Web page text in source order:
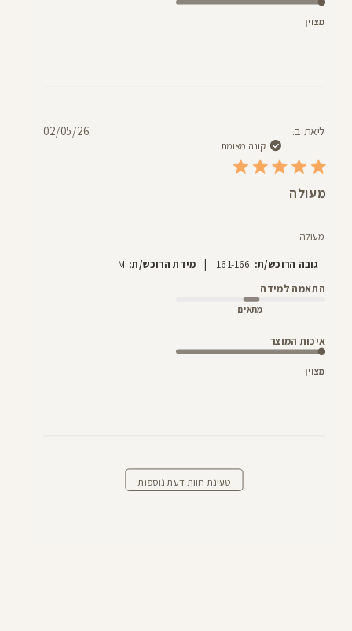
מצוין
ליאת ב.
קונה מאומת
מעולה
מעולה
גובה הרוכש/ת: 161-166
| מידת הרוכש/ת: M
התאמה למידה
מתאים
איכות המוצר
מצוין
תאריך02/05/26
טעינת חוות דעת נוספות